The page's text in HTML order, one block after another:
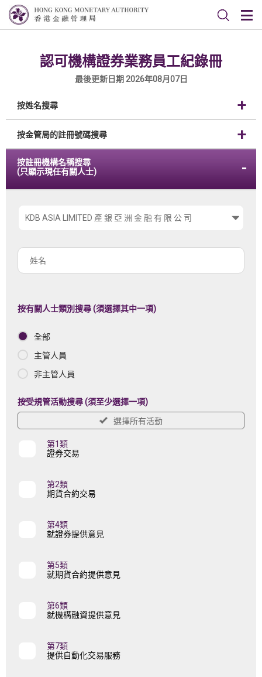
認可機構證券業務員工紀錄冊
最後更新日期 2026年08月07日
按姓名搜尋
按金管局的註冊號碼搜尋
按註冊機構名稱搜尋
(只顯示現任有關人士)
擇
名
稱
姓
按有關人士類別搜尋 (須選擇其中一項)
全部
主管人員
非主管人員
按受規管活動搜尋 (須至少選擇一項)
選擇所有活動
第1類
證券交易
第2類
期貨合約交易
第4類
就證券提供意見
第5類
就期貨合約提供意見
第6類
就機構融資提供意見
第7類
提供自動化交易服務